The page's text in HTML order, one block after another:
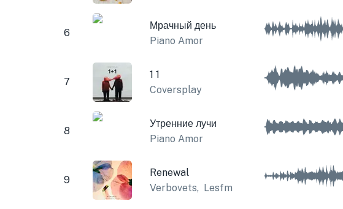
6
Мрачный день
Piano Amor
7
1 1
Coversplay
8
Утренние лучи
Piano Amor
9
Renewal
Verbovets, Lesfm